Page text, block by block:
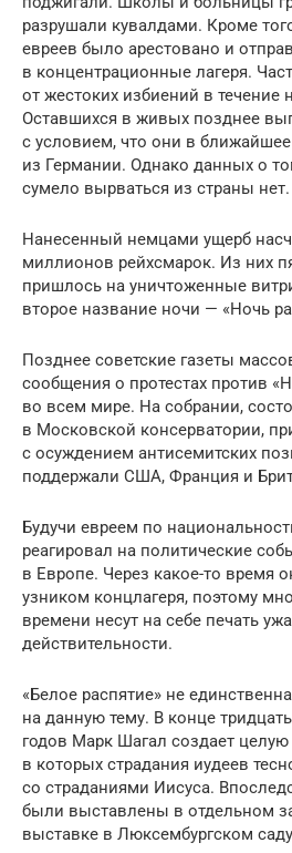
разрушали кувалдами. Кроме
евреев было арестовано и
в концентрационные лагеря.
от жестоких избиений в течение
Оставшихся в живых позднее
с условием, что они в
из Германии. Однако данных о
сумело вырваться из страны нет.
Нанесенный немцами ущерб
миллионов рейхсмарок. Из них
пришлось на уничтоженные
второе название ночи — «Ночь
Позднее советские газеты
сообщения о протестах против
во всем мире. На собрании,
в Московской консерватории,
с осуждением антисемитских
поддержали США, Франция и
Будучи евреем по
реагировал на политические
в Европе. Через какое-то время
узником концлагеря, поэтому
времени несут на себе печать
действительности.
«Белое распятие» не
на данную тему. В конце
годов Марк Шагал создает
в которых страдания иудеев
со страданиями Иисуса.
были выставлены в отдельном
выставке в Люксембургском